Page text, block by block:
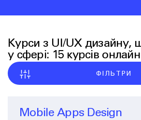
Курси з UI/UX дизайну,
у сфері: 15 курсів
ФІЛЬТРИ
Mobile Apps Design